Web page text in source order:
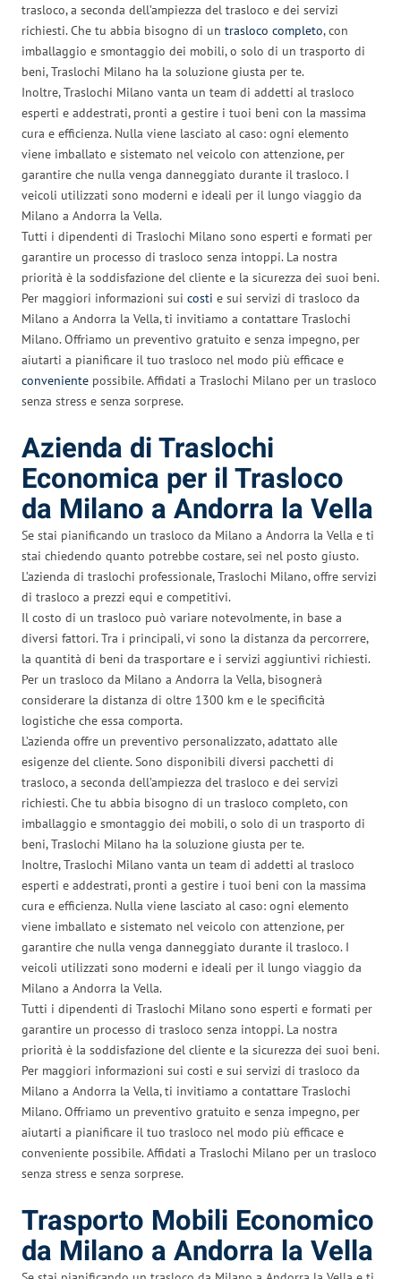
trasloco, a seconda dell’ampiezza del trasloco e dei servizi
richiesti. Che tu abbia bisogno di un trasloco completo, con
imballaggio e smontaggio dei mobili, o solo di un trasporto di
beni, Traslochi Milano ha la soluzione giusta per te.
Inoltre, Traslochi Milano vanta un team di addetti al trasloco
esperti e addestrati, pronti a gestire i tuoi beni con la massima
cura e efficienza. Nulla viene lasciato al caso: ogni elemento
viene imballato e sistemato nel veicolo con attenzione, per
garantire che nulla venga danneggiato durante il trasloco. I
veicoli utilizzati sono moderni e ideali per il lungo viaggio da
Milano a Andorra la Vella.
Tutti i dipendenti di Traslochi Milano sono esperti e formati per
garantire un processo di trasloco senza intoppi. La nostra
priorità è la soddisfazione del cliente e la sicurezza dei suoi beni.
Per maggiori informazioni sui costi e sui servizi di trasloco da
Milano a Andorra la Vella, ti invitiamo a contattare Traslochi
Milano. Offriamo un preventivo gratuito e senza impegno, per
aiutarti a pianificare il tuo trasloco nel modo più efficace e
conveniente possibile. Affidati a Traslochi Milano per un trasloco
senza stress e senza sorprese.
Azienda di Traslochi
Economica per il Trasloco
da Milano a Andorra la Vella
Se stai pianificando un trasloco da Milano a Andorra la Vella e ti
stai chiedendo quanto potrebbe costare, sei nel posto giusto.
L’azienda di traslochi professionale, Traslochi Milano, offre servizi
di trasloco a prezzi equi e competitivi.
Il costo di un trasloco può variare notevolmente, in base a
diversi fattori. Tra i principali, vi sono la distanza da percorrere,
la quantità di beni da trasportare e i servizi aggiuntivi richiesti.
Per un trasloco da Milano a Andorra la Vella, bisognerà
considerare la distanza di oltre 1300 km e le specificità
logistiche che essa comporta.
L’azienda offre un preventivo personalizzato, adattato alle
esigenze del cliente. Sono disponibili diversi pacchetti di
trasloco, a seconda dell’ampiezza del trasloco e dei servizi
richiesti. Che tu abbia bisogno di un trasloco completo, con
imballaggio e smontaggio dei mobili, o solo di un trasporto di
beni, Traslochi Milano ha la soluzione giusta per te.
Inoltre, Traslochi Milano vanta un team di addetti al trasloco
esperti e addestrati, pronti a gestire i tuoi beni con la massima
cura e efficienza. Nulla viene lasciato al caso: ogni elemento
viene imballato e sistemato nel veicolo con attenzione, per
garantire che nulla venga danneggiato durante il trasloco. I
veicoli utilizzati sono moderni e ideali per il lungo viaggio da
Milano a Andorra la Vella.
Tutti i dipendenti di Traslochi Milano sono esperti e formati per
garantire un processo di trasloco senza intoppi. La nostra
priorità è la soddisfazione del cliente e la sicurezza dei suoi beni.
Per maggiori informazioni sui costi e sui servizi di trasloco da
Milano a Andorra la Vella, ti invitiamo a contattare Traslochi
Milano. Offriamo un preventivo gratuito e senza impegno, per
aiutarti a pianificare il tuo trasloco nel modo più efficace e
conveniente possibile. Affidati a Traslochi Milano per un trasloco
senza stress e senza sorprese.
Trasporto Mobili Economico
da Milano a Andorra la Vella